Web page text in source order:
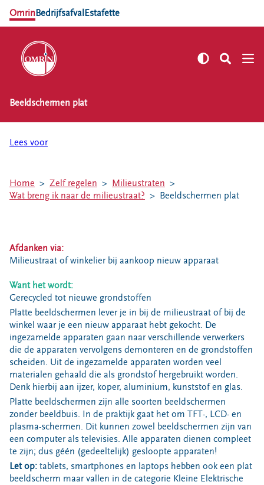
OmrinBedrijfsafval Estafette
NL EN
Afval scheiden
Milieustraten
Afval aanmelden
Ons verhaal
Nieuws
Ontdek Omrin
Over Omrin
Hier werken we aan
Ecopark De Wierde
Reststoffen Energie Centrale
Projecten
Contact
Storing, klacht of vraag
Klantenservice SYP
Beeldschermen plat
Lees voor
Home Zelf regelen
Milieustraten
Wat breng ik naar de milieustraat?
Beeldschermen plat
Afdanken via:
Milieustraat of winkelier bij aankoop nieuw apparaat
Want het wordt:
Gerecycled tot nieuwe grondstoffen
Platte beeldschermen lever je in bij de milieustraat of bij de
winkel waar je een nieuw apparaat hebt gekocht. De
ingezamelde apparaten gaan naar verschillende verwerkers
die de apparaten vervolgens demonteren en de grondstoffen
scheiden. Uit de ingezamelde apparaten worden veel
materialen gehaald die als grondstof hergebruikt worden.
Denk hierbij aan ijzer, koper, aluminium, kunststof en glas.
Platte beeldschermen zijn alle soorten beeldschermen
zonder beeldbuis. In de praktijk gaat het om TFT-, LCD- en
plasma-schermen. Dit kunnen zowel beeldschermen zijn van
een computer als televisies. Alle apparaten dienen compleet
te zijn; dus géén (gedeeltelijk) gesloopte apparaten!
Let op: tablets, smartphones en laptops hebben ook een plat
beeldscherm maar vallen in de categorie Kleine Elektrische